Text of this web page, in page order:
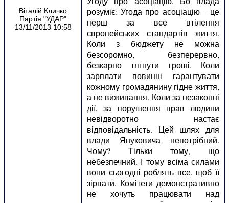
Віталій Кличко
Партія "УДАР"
13/11/2013 10:58
розуміє: Угода про асоціацію – це
перш за все втілення
європейських стандартів життя.
Коли з бюджету не можна
безсоромно, безперервно,
безкарно тягнути гроші. Коли
зарплати повинні гарантувати
кожному громадянину гідне життя,
а не виживання. Коли за незаконні
дії, за порушення прав людини
невідворотно настає
відповідальність. Цей шлях для
влади Януковича непотрібний.
Чому? Тільки тому, що
небезпечний. І тому всіма силами
вони сьогодні роблять все, щоб її
зірвати. Комітети демонстративно
не хочуть працювати над